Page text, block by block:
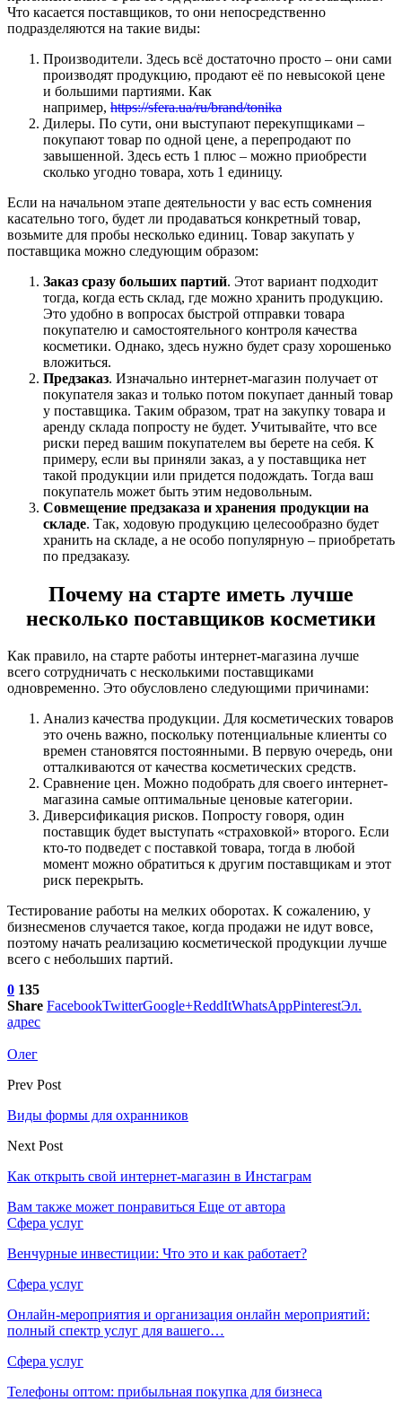
Что касается поставщиков, то они непосредственно
подразделяются на такие виды:
Производители. Здесь всё достаточно просто – они сами
производят продукцию, продают её по невысокой цене
и большими партиями. Как
например, https://sfera.ua/ru/brand/tonika
Дилеры. По сути, они выступают перекупщиками –
покупают товар по одной цене, а перепродают по
завышенной. Здесь есть 1 плюс – можно приобрести
сколько угодно товара, хоть 1 единицу.
Если на начальном этапе деятельности у вас есть сомнения
касательно того, будет ли продаваться конкретный товар,
возьмите для пробы несколько единиц. Товар закупать у
поставщика можно следующим образом:
Заказ сразу больших партий. Этот вариант подходит
тогда, когда есть склад, где можно хранить продукцию.
Это удобно в вопросах быстрой отправки товара
покупателю и самостоятельного контроля качества
косметики. Однако, здесь нужно будет сразу хорошенько
вложиться.
Предзаказ. Изначально интернет-магазин получает от
покупателя заказ и только потом покупает данный товар
у поставщика. Таким образом, трат на закупку товара и
аренду склада попросту не будет. Учитывайте, что все
риски перед вашим покупателем вы берете на себя. К
примеру, если вы приняли заказ, а у поставщика нет
такой продукции или придется подождать. Тогда ваш
покупатель может быть этим недовольным.
Совмещение предзаказа и хранения продукции на
складе. Так, ходовую продукцию целесообразно будет
хранить на складе, а не особо популярную – приобретать
по предзаказу.
Почему на старте иметь лучше
несколько поставщиков косметики
Как правило, на старте работы интернет-магазина лучше
всего сотрудничать с несколькими поставщиками
одновременно. Это обусловлено следующими причинами:
Анализ качества продукции. Для косметических товаров
это очень важно, поскольку потенциальные клиенты со
времен становятся постоянными. В первую очередь, они
отталкиваются от качества косметических средств.
Сравнение цен. Можно подобрать для своего интернет-
магазина самые оптимальные ценовые категории.
Диверсификация рисков. Попросту говоря, один
поставщик будет выступать «страховкой» второго. Если
кто-то подведет с поставкой товара, тогда в любой
момент можно обратиться к другим поставщикам и этот
риск перекрыть.
Тестирование работы на мелких оборотах. К сожалению, у
бизнесменов случается такое, когда продажи не идут вовсе,
поэтому начать реализацию косметической продукции лучше
всего с небольших партий.
0 135
Share FacebookTwitterGoogle+ReddItWhatsAppPinterestЭл.
адрес
Олег
Prev Post
Виды формы для охранников
Next Post
Как открыть свой интернет-магазин в Инстаграм
Вам также может понравиться Еще от автора
Сфера услуг
Венчурные инвестиции: Что это и как работает?
Сфера услуг
Онлайн-мероприятия и организация онлайн мероприятий:
полный спектр услуг для вашего…
Сфера услуг
Телефоны оптом: прибыльная покупка для бизнеса